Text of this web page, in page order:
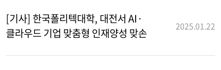
[기사] 한국폴리텍대학, 대전서 AI·
클라우드 기업 맞춤형 인재양성 맞손
2025.01.22